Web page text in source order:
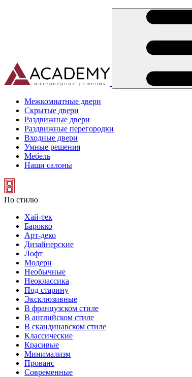
Межкомнатные двери
Скрытые двери
Раздвижные двери
Раздвижные перегородки
Входные двери
Умные решения
Мебель
Наши салоны
По стилю
Хай-тек
Барокко
Арт-деко
Дизайнерские
Лофт
Модерн
Необычные
Неоклассика
Под старину
Эксклюзивные
В французском стиле
В английском стиле
В скандинавском стиле
Классические
Красивые
Минимализм
Прованс
Современные